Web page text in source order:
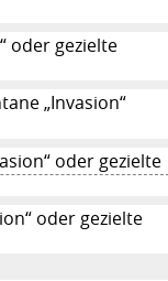
oder gezielte
„Invasion“
oder gezielte
oder gezielte